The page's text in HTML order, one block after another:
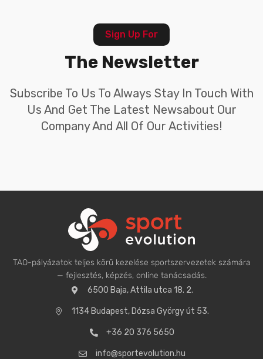
Sign Up For
The Newsletter
Subscribe To Us To Always Stay In Touch With
Us And Get The Latest Newsabout Our
Company And All Of Our Activities!
TAO-pályázatok teljes körű kezelése sportszervezetek számára
— fejlesztés, képzés, online tanácsadás.
6500 Baja, Attila utca 18. 2.
1134 Budapest, Dózsa György út 53.
+36 20 376 5650
info@sportevolution.hu